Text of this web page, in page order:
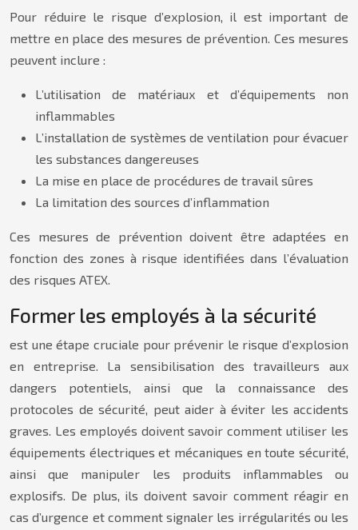
Pour réduire le risque d’explosion, il est important de
mettre en place des mesures de prévention. Ces mesures
peuvent inclure :
L’utilisation de matériaux et d’équipements non
inflammables
L’installation de systèmes de ventilation pour évacuer
les substances dangereuses
La mise en place de procédures de travail sûres
La limitation des sources d’inflammation
Ces mesures de prévention doivent être adaptées en
fonction des zones à risque identifiées dans l’évaluation
des risques ATEX.
Former les employés à la sécurité
est une étape cruciale pour prévenir le risque d’explosion
en entreprise. La sensibilisation des travailleurs aux
dangers potentiels, ainsi que la connaissance des
protocoles de sécurité, peut aider à éviter les accidents
graves. Les employés doivent savoir comment utiliser les
équipements électriques et mécaniques en toute sécurité,
ainsi que manipuler les produits inflammables ou
explosifs. De plus, ils doivent savoir comment réagir en
cas d’urgence et comment signaler les irrégularités ou les